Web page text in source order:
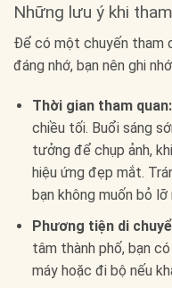
Những lưu ý khi
Để có một chuyến tham
đáng nhớ, bạn nên ghi
Thời gian tham quan:
chiều tối. Buổi sáng
tưởng để chụp ảnh,
hiệu ứng đẹp mắt.
bạn không muốn bỏ
Phương tiện di
tâm thành phố, bạn
máy hoặc đi bộ nếu